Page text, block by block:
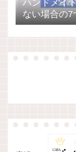
ハンドメイ
ない場合の7